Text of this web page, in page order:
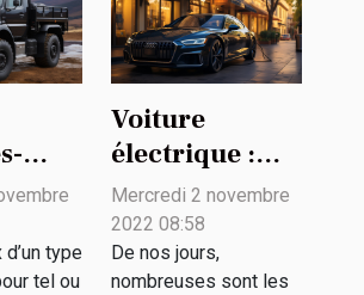
type
tel ou
Voiture
électrique :
quelques
critères pour
choisir la
Mercredi 2 novembre
2022 08:58
De nos jours,
nombreuses sont les